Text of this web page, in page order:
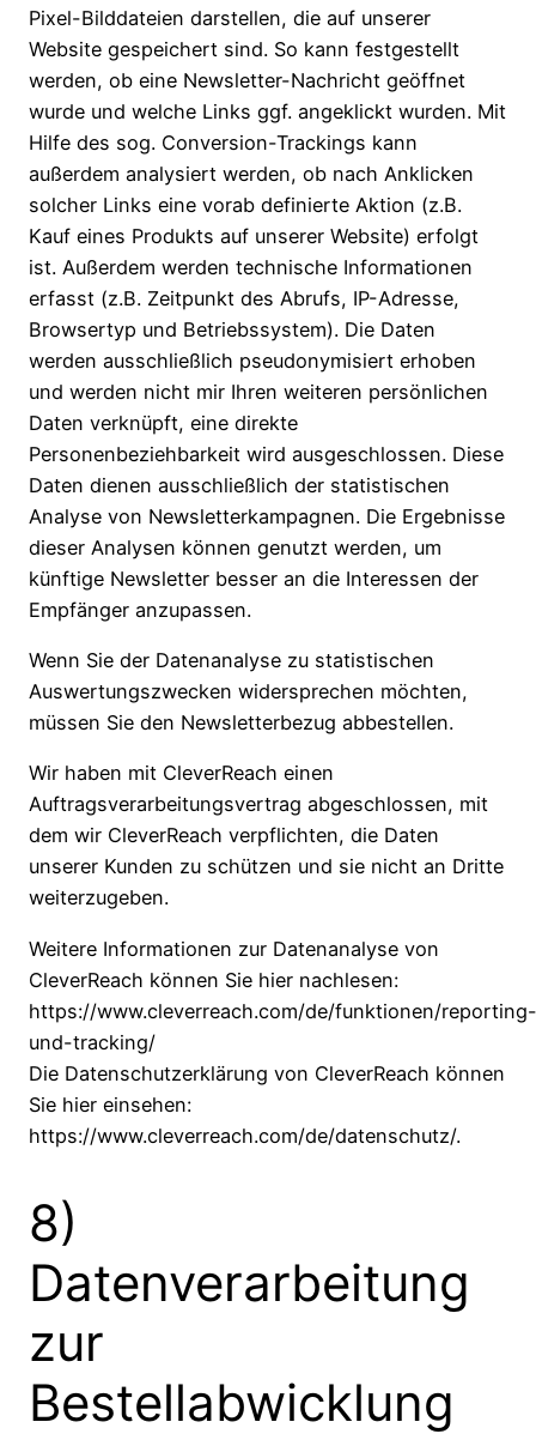
Pixel-Bilddateien darstellen, die auf unserer
Website gespeichert sind. So kann festgestellt
werden, ob eine Newsletter-Nachricht geöffnet
wurde und welche Links ggf. angeklickt wurden. Mit
Hilfe des sog. Conversion-Trackings kann
außerdem analysiert werden, ob nach Anklicken
solcher Links eine vorab definierte Aktion (z.B.
Kauf eines Produkts auf unserer Website) erfolgt
ist. Außerdem werden technische Informationen
erfasst (z.B. Zeitpunkt des Abrufs, IP-Adresse,
Browsertyp und Betriebssystem). Die Daten
werden ausschließlich pseudonymisiert erhoben
und werden nicht mir Ihren weiteren persönlichen
Daten verknüpft, eine direkte
Personenbeziehbarkeit wird ausgeschlossen. Diese
Daten dienen ausschließlich der statistischen
Analyse von Newsletterkampagnen. Die Ergebnisse
dieser Analysen können genutzt werden, um
künftige Newsletter besser an die Interessen der
Empfänger anzupassen.
Wenn Sie der Datenanalyse zu statistischen
Auswertungszwecken widersprechen möchten,
müssen Sie den Newsletterbezug abbestellen.
Wir haben mit CleverReach einen
Auftragsverarbeitungsvertrag abgeschlossen, mit
dem wir CleverReach verpflichten, die Daten
unserer Kunden zu schützen und sie nicht an Dritte
weiterzugeben.
Weitere Informationen zur Datenanalyse von
CleverReach können Sie hier nachlesen:
https://www.cleverreach.com/de/funktionen/reporting-
und-tracking/
Die Datenschutzerklärung von CleverReach können
Sie hier einsehen:
https://www.cleverreach.com/de/datenschutz/.
8)
Datenverarbeitung
zur
Bestellabwicklung